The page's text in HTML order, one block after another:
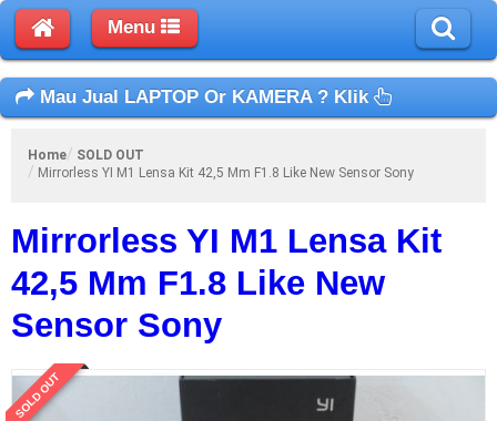
Menu
Mau Jual LAPTOP Or KAMERA ? Klik
Home
SOLD OUT
Mirrorless YI M1 Lensa Kit 42,5 Mm F1.8 Like New Sensor Sony
Mirrorless YI M1 Lensa Kit
42,5 Mm F1.8 Like New
Sensor Sony
SOLD OUT